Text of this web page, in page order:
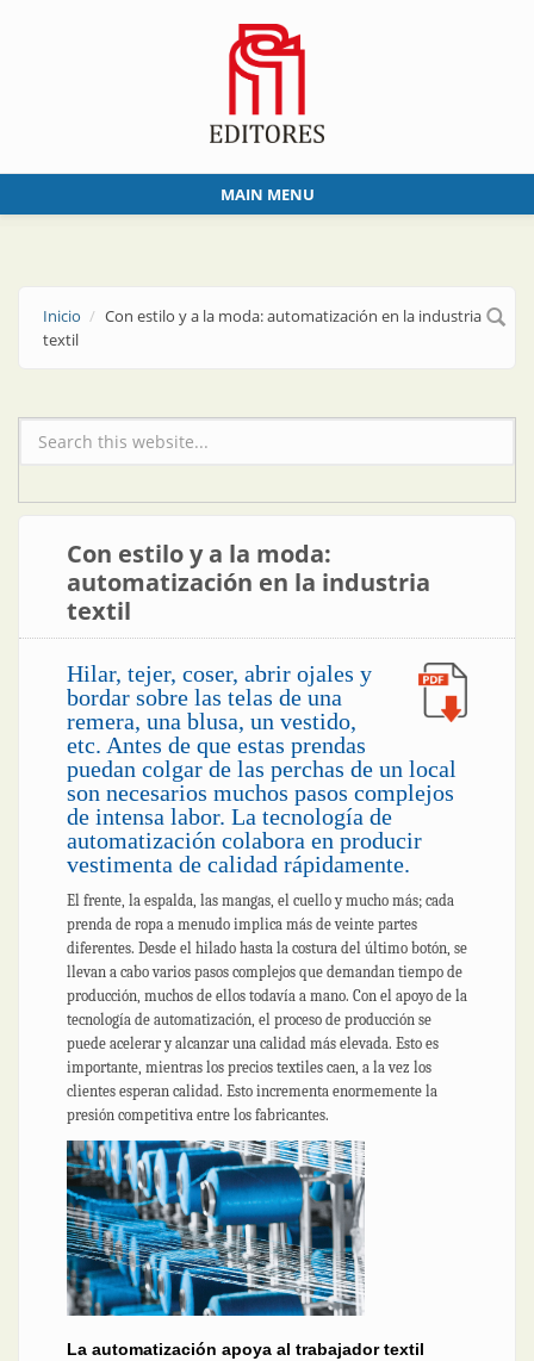
MAIN MENU
Inicio
Con estilo y a la moda: automatización en la industria
textil
Formulario de búsqueda
Con estilo y a la moda:
automatización en la industria
textil
Hilar, tejer, coser, abrir ojales y
bordar sobre las telas de una
remera, una blusa, un vestido,
etc. Antes de que estas prendas
puedan colgar de las perchas de un local
son necesarios muchos pasos complejos
de intensa labor. La tecnología de
automatización colabora en producir
vestimenta de calidad rápidamente.
El frente, la espalda, las mangas, el cuello y mucho más; cada
prenda de ropa a menudo implica más de veinte partes
diferentes. Desde el hilado hasta la costura del último botón, se
llevan a cabo varios pasos complejos que demandan tiempo de
producción, muchos de ellos todavía a mano. Con el apoyo de la
tecnología de automatización, el proceso de producción se
puede acelerar y alcanzar una calidad más elevada. Esto es
importante, mientras los precios textiles caen, a la vez los
clientes esperan calidad. Esto incrementa enormemente la
presión competitiva entre los fabricantes.
La automatización apoya al trabajador textil